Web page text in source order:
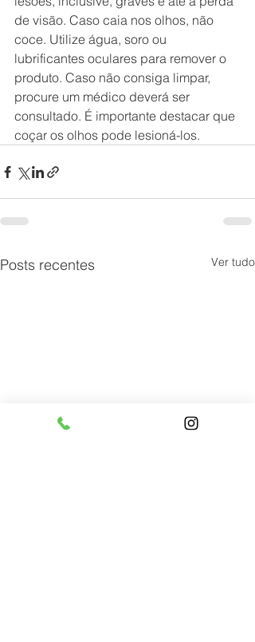
de visão. Caso caia nos olhos, não
coce. Utilize água, soro ou
lubrificantes oculares para remover o
produto. Caso não consiga limpar,
procure um médico deverá ser
consultado. É importante destacar que
coçar os olhos pode lesioná-los.
Posts recentes Ver tudo